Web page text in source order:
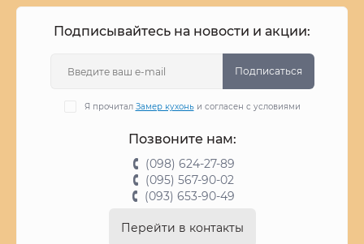
Подписывайтесь на новости и акции:
Подписаться
Я прочитал Замер кухоньи согласен с условиями
Позвоните нам:
(098) 624-27-89
(095) 567-90-02
(093) 653-90-49
Перейти в контакты